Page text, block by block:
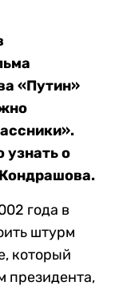
«Путин»
узнать о
года в
штурм
который
президента,